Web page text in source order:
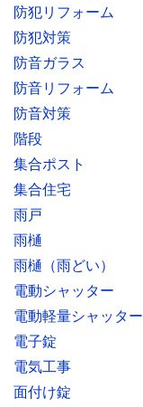
防犯リフォーム
防犯対策
防音ガラス
防音リフォーム
防音対策
階段
集合ポスト
集合住宅
雨戸
雨樋
雨樋（雨どい）
電動シャッター
電動軽量シャッター
電子錠
電気工事
面付け錠